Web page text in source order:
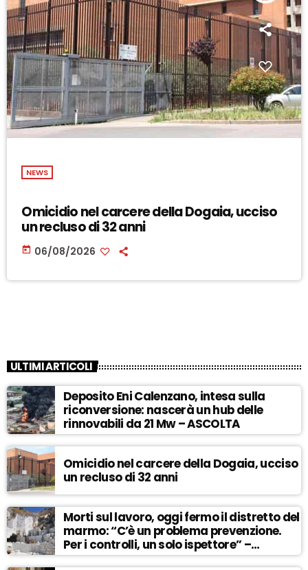
NEWS
Omicidio nel carcere della Dogaia, ucciso
un recluso di 32 anni
today 06/08/2026
ULTIMI ARTICOLI
Deposito Eni Calenzano, intesa sulla
riconversione: nascerà un hub delle
rinnovabili da 21 Mw – ASCOLTA
Omicidio nel carcere della Dogaia, ucciso
un recluso di 32 anni
Morti sul lavoro, oggi fermo il distretto del
marmo: “C’è un problema prevenzione.
Per i controlli, un solo ispettore” –
ASCOLTA